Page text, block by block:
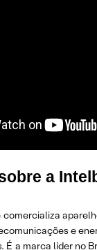
a
comercializa
e
É a marca líder no